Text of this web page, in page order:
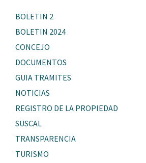
BOLETIN 2
BOLETIN 2024
CONCEJO
DOCUMENTOS
GUIA TRAMITES
NOTICIAS
REGISTRO DE LA PROPIEDAD
SUSCAL
TRANSPARENCIA
TURISMO